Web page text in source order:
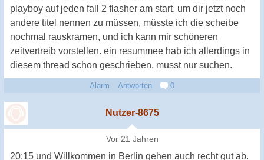
playboy auf jeden fall 2 flasher am start. um dir jetzt noch
andere titel nennen zu müssen, müsste ich die scheibe
nochmal rauskramen, und ich kann mir schöneren
zeitvertreib vorstellen. ein resummee hab ich allerdings in
diesem thread schon geschrieben, musst nur suchen.
Alarm Antworten 0
Nutzer-8675
Vor 21 Jahren
20:15 und Willkommen in Berlin gehen auch recht gut ab.